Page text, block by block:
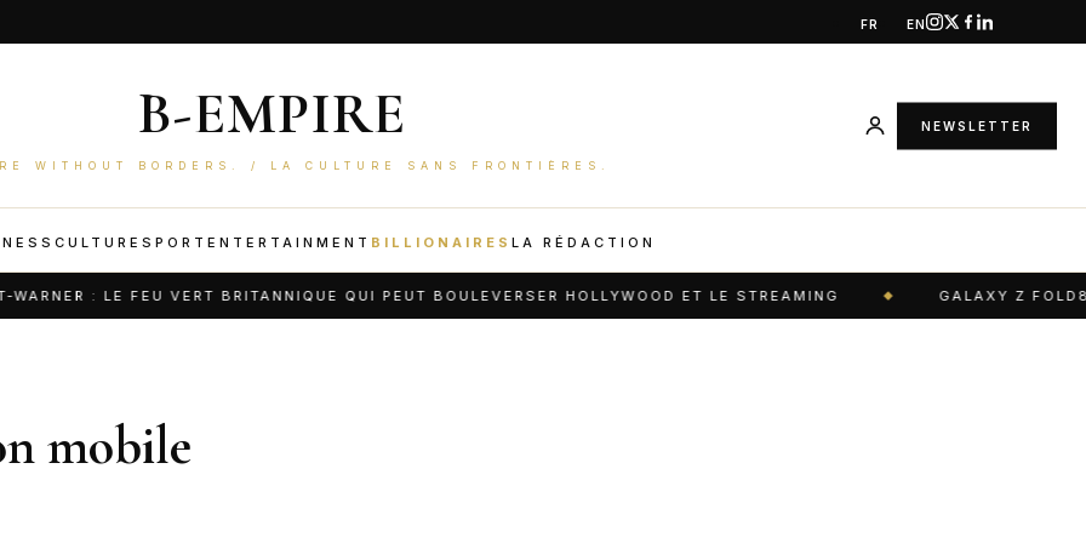
FR EN
B-EMPIRE
WITHOUT BORDERS. / LA CULTURE SANS FRONTIÈRES.
NEWSLETTER
CULTURE SPORT ENTERTAINMENT BILLIONAIRES LA RÉDACTION
: LE FEU VERT BRITANNIQUE QUI PEUT BOULEVERSER HOLLYWOOD ET LE STREAMING GALAXY Z FOLD8 :
mobile